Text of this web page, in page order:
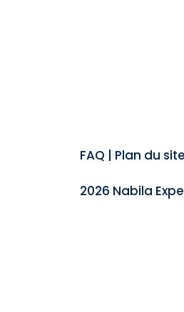
FAQ | Plan du site
2026 Nabila